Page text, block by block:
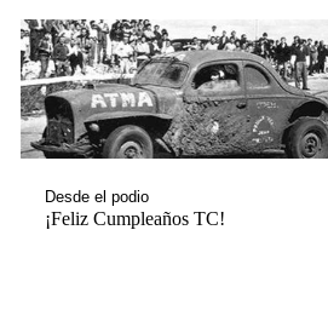
Desde el podio
¡Feliz Cumpleaños TC!